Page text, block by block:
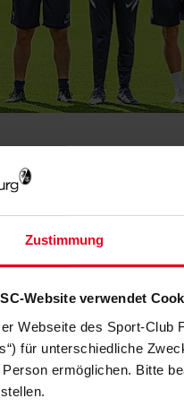
Zustimmung
Website verwendet
Webseite des Sport-Club
für unterschiedliche
ermöglichen. Bitte
Christian Streich, Patrick
2011 Trainer der Profis und
Insgesamt betreute der
der Profis seit 2009 an und
Bruns und Julian Schuster
Co-Trainer und Schuster als
U23 und dem Profibereich.
Michael Müller sowie die